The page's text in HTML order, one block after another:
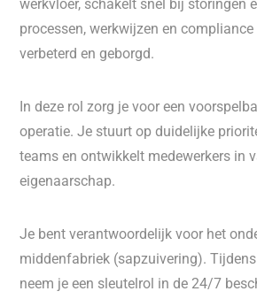
werkvloer, schakelt snel bij storingen
processen, werkwijzen en
verbeterd en geborgd.
In deze rol zorg je voor een
operatie. Je stuurt op duidelijke
teams en ontwikkelt medewerkers in
eigenaarschap.
Je bent verantwoordelijk voor het
middenfabriek (sapzuivering).
neem je een sleutelrol in de 24/7